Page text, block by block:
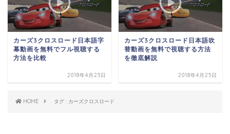
カーズ3クロスロード日本語字
幕動画を無料でフル視聴する
方法を比較
2018年4月25日
カーズ3クロスロード日本語吹
替動画を無料で視聴する方法
を徹底解説
2018年4月25日
HOME タグ : カーズクロスロード